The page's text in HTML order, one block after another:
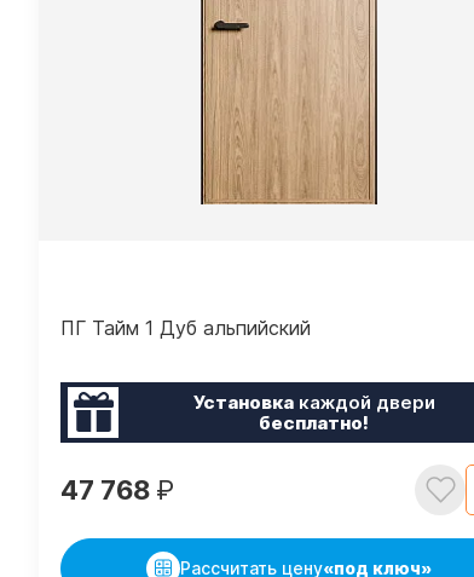
ПГ Тайм 1 Дуб альпийский
Установкакаждой двери
бесплатно!
47 768 ₽
Рассчитать цену«под ключ»